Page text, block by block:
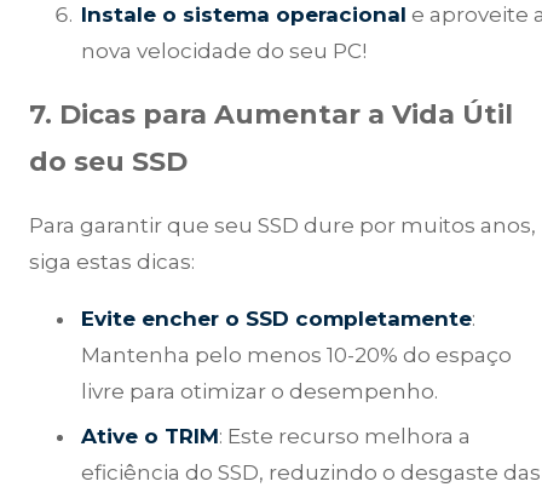
Instale o sistema operacional e aproveite
nova velocidade do seu PC!
7. Dicas para Aumentar a Vida Útil
do seu SSD
Para garantir que seu SSD dure por muitos anos,
siga estas dicas:
Evite encher o SSD completamente:
Mantenha pelo menos 10-20% do espaço
livre para otimizar o desempenho.
Ative o TRIM: Este recurso melhora a
eficiência do SSD, reduzindo o desgaste das